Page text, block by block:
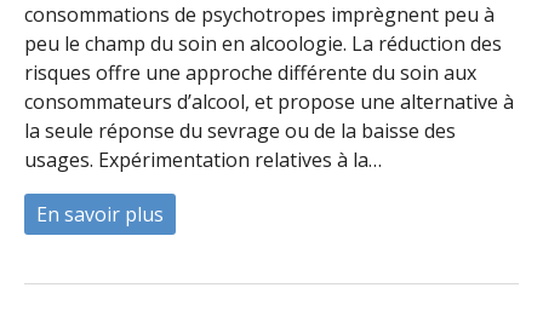
consommations de psychotropes imprègnent peu à
peu le champ du soin en alcoologie. La réduction des
risques offre une approche différente du soin aux
consommateurs d’alcool, et propose une alternative à
la seule réponse du sevrage ou de la baisse des
usages. Expérimentation relatives à la…
En savoir plus